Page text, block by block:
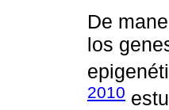
De
los
2010